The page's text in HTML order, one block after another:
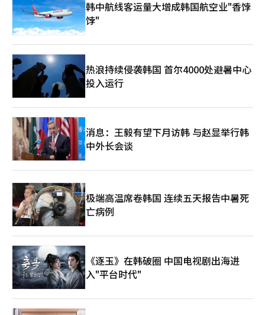
韩中航线客运量大增成韩国航空业"香饽
饽"
热浪持续侵袭韩国 首尔4000处避暑中心
投入运行
消息：王毅有望下月访韩 与赵显举行韩
中外长会谈
极端高温席卷韩国 连续五天报告中暑死
亡病例
《逐玉》在韩破圈 中国电视剧出海进
入"平台时代"